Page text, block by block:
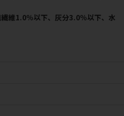
維1.0％以下、灰分3.0％以下、水